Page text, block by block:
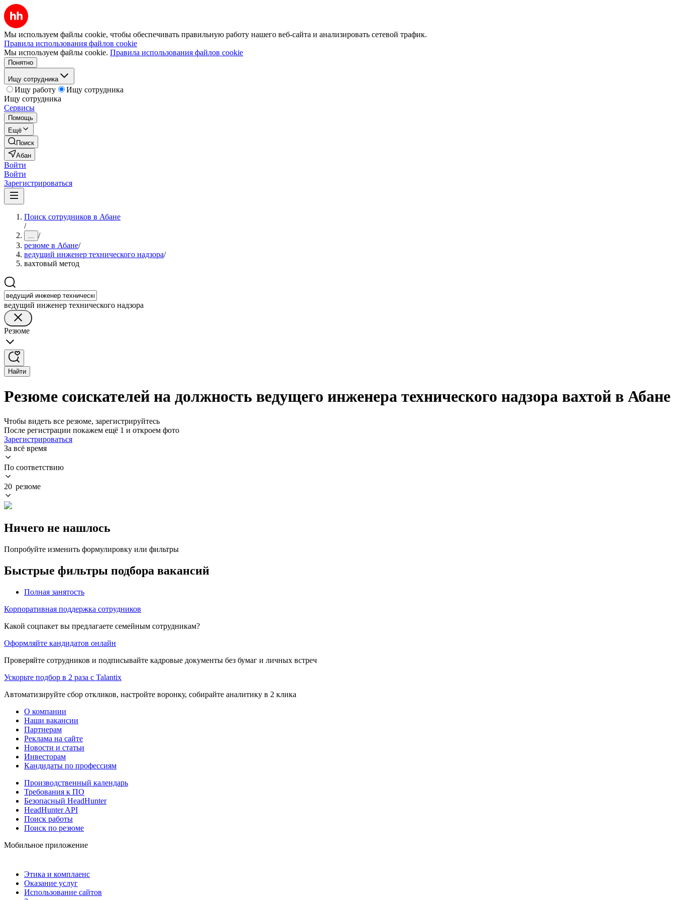
Мы используем файлы cookie, чтобы обеспечивать правильную работу нашего веб-сайта и анализировать сетевой трафик.
Правила использования файлов cookie
Мы используем файлы cookie. Правила использования файлов cookie
Понятно
Ищу сотрудника
Ищу работу
Ищу сотрудника
Ищу сотрудника
Сервисы
Помощь
Ещё
Поиск
Абан
Войти
Войти
Зарегистрироваться
Поиск сотрудников в Абане
/
... /
резюме в Абане/
ведущий инженер технического надзора/
вахтовый метод
ведущий инженер технического надзора
Резюме
Найти
Резюме соискателей на должность ведущего инженера технического надзора вахтой в Абане
Чтобы видеть все резюме, зарегистрируйтесь
После регистрации покажем ещё 1 и откроем фото
Зарегистрироваться
За всё время
По соответствию
20 резюме
Ничего не нашлось
Попробуйте изменить формулировку или фильтры
Быстрые фильтры подбора вакансий
Полная занятость
Корпоративная поддержка сотрудников
Какой соцпакет вы предлагаете семейным сотрудникам?
Оформляйте кандидатов онлайн
Проверяйте сотрудников и подписывайте кадровые документы без бумаг и личных встреч
Ускорьте подбор в 2 раза с Talantix
Автоматизируйте сбор откликов, настройте воронку, собирайте аналитику в 2 клика
О компании
Наши вакансии
Партнерам
Реклама на сайте
Новости и статьи
Инвесторам
Кандидаты по профессиям
Производственный календарь
Требования к ПО
Безопасный HeadHunter
HeadHunter API
Поиск работы
Поиск по резюме
Мобильное приложение
Этика и комплаенс
Оказание услуг
Использование сайтов